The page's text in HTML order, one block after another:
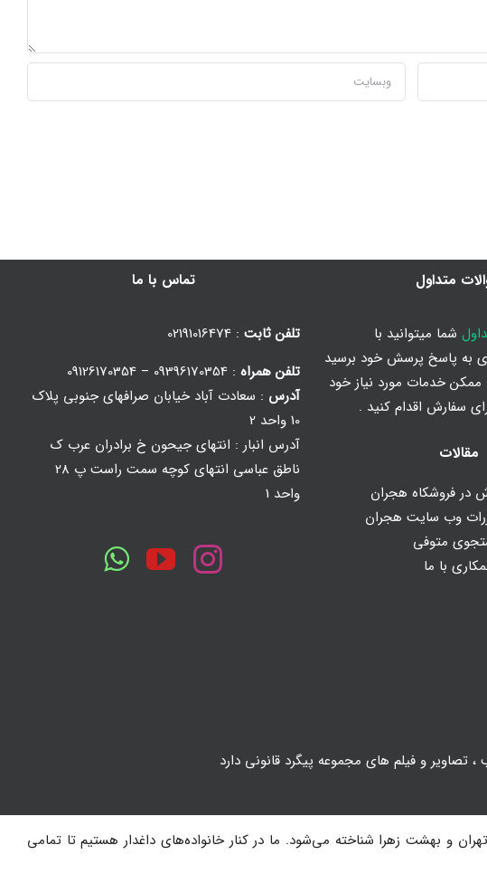
متداول
شما میتوانید با
به پاسخ پرسش خود برسید
ممکن خدمات مورد نیاز خود
سفارش اقدام کنید .
مقالات
در فروشکاه هجران
وب سایت هجران
متوفی
با ما
تماس با ما
تلفن ثابت : 02191016474
تلفن همراه : 09396170354 – 09126170354
آدرس : سعادت آباد خیابان صرافهای جنوبی پلاک
10 واحد 2
آدرس انبار : انتهای جیحون خ برادران عرب ک
ناطق عباسی انتهای کوچه سمت راست پ 28
واحد 1
تصاویر و فیلم های مجموعه پیگرد قانونی دارد
و بهشت زهرا شناخته می‌شود. ما در کنار خانواده‌های داغدار هستیم تا تمامی